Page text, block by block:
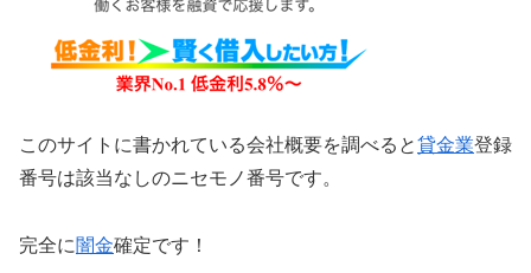
このサイトに書かれている会社概要を調べると貸金業登録
番号は該当なしのニセモノ番号です。
完全に闇金確定です！